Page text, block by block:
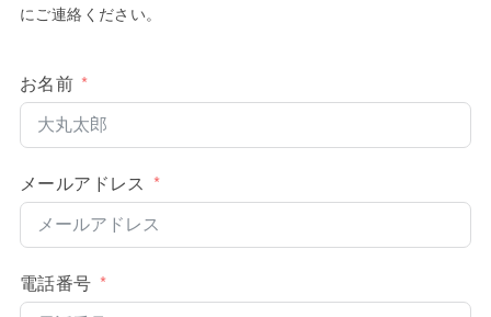
にご連絡ください。
お名前
メールアドレス
電話番号